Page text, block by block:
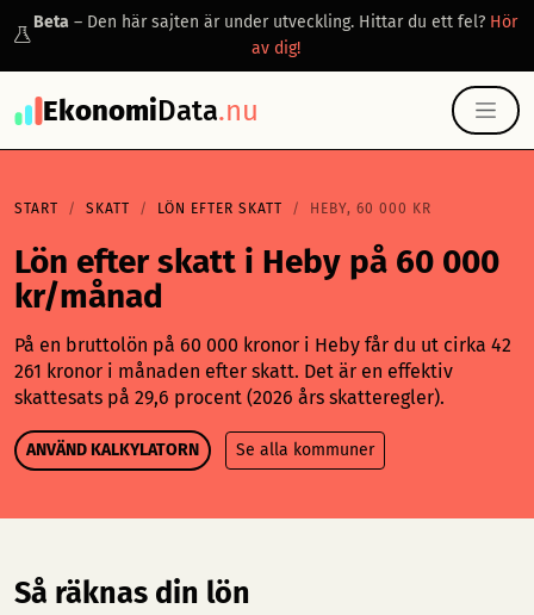
Beta – Den här sajten är under utveckling. Hittar du ett fel? Hör
av dig!
EkonomiData.nu
START SKATT LÖN EFTER SKATT HEBY, 60 000 KR
Lön efter skatt i Heby på 60 000
kr/månad
På en bruttolön på 60 000 kronor i Heby får du ut cirka 42
261 kronor i månaden efter skatt. Det är en effektiv
skattesats på 29,6 procent (2026 års skatteregler).
ANVÄND KALKYLATORN Se alla kommuner
Så räknas din lön